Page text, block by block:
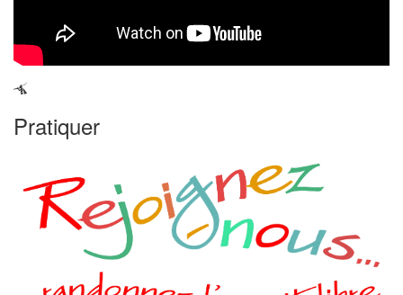
Pratiquer